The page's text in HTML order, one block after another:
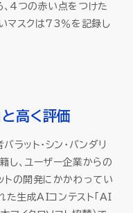
、4つの赤い点をつけた
マスクは73％を記録し
高く評価
ット・シン・バンダリ
し、ユーザー企業からの
トの開発にかかわってい
た生成AIコンテスト「AI